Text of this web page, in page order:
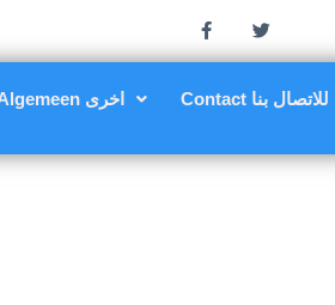
Algemeen اخرى Contact للاتصال بنا